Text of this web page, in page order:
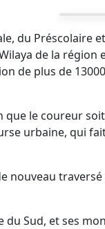
du Préscolaire
de la région
de plus de
que le coureur
urbaine, qui
nouveau
du Sud, et ses